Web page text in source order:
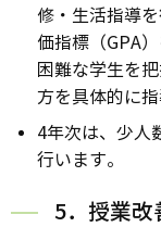
修・生活指導
価指標（GPA
困難な学生を
方を具体的に指
4年次は、少人
行います。
5．授業改